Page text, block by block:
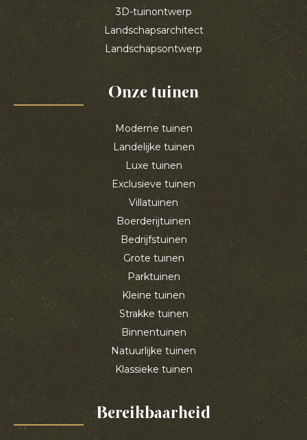
3D-tuinontwerp
Landschapsarchitect
Landschapsontwerp
Onze tuinen
Moderne tuinen
Landelijke tuinen
Luxe tuinen
Exclusieve tuinen
Villatuinen
Boerderijtuinen
Bedrijfstuinen
Grote tuinen
Parktuinen
Kleine tuinen
Strakke tuinen
Binnentuinen
Natuurlijke tuinen
Klassieke tuinen
Bereikbaarheid